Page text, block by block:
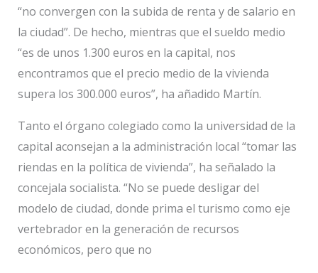
“no convergen con la subida de renta y de salario en
la ciudad”. De hecho, mientras que el sueldo medio
“es de unos 1.300 euros en la capital, nos
encontramos que el precio medio de la vivienda
supera los 300.000 euros”, ha añadido Martín.
Tanto el órgano colegiado como la universidad de la
capital aconsejan a la administración local “tomar las
riendas en la política de vivienda”, ha señalado la
concejala socialista. “No se puede desligar del
modelo de ciudad, donde prima el turismo como eje
vertebrador en la generación de recursos
económicos, pero que no